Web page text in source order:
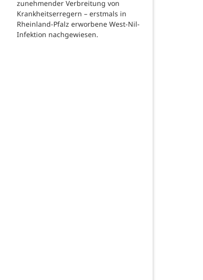
zunehmender Verbreitung von
Krankheitserregern – erstmals in
Rheinland-Pfalz erworbene West-Nil-
Infektion nachgewiesen.